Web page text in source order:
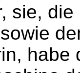
sie,
habe